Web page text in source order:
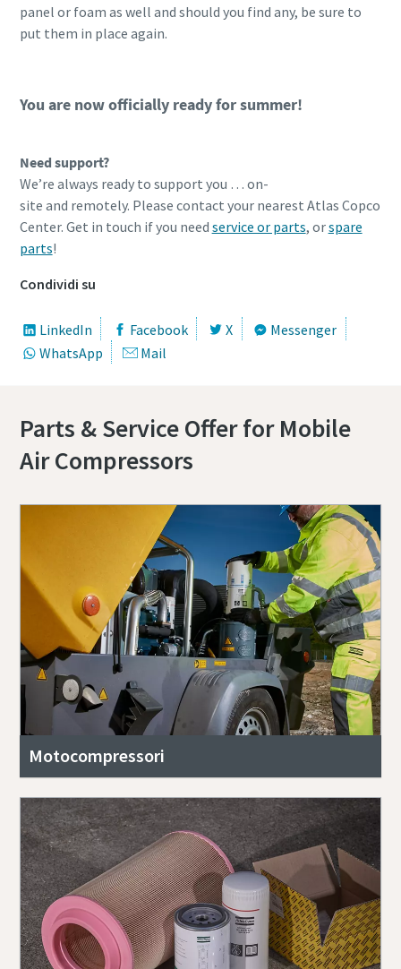
panel or foam as well and should you find any, be sure to
put them in place again.
You are now officially ready for summer!
Need support?
We’re always ready to support you … on-
site and remotely. Please contact your nearest Atlas Copco
Center. Get in touch if you need service or parts, orspare
parts!
Condividi su
LinkedIn Facebook X
Messenger
WhatsApp
Mail
Parts & Service Offer for Mobile
Air Compressors
Motocompressori